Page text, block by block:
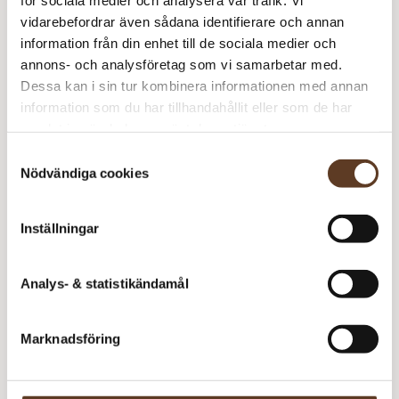
vidarebefordrar även sådana identifierare och annan
information från din enhet till de sociala medier och
annons- och analysföretag som vi samarbetar med.
Dessa kan i sin tur kombinera informationen med annan
information som du har tillhandahållit eller som de har
Nödvändiga cookies
Inställningar
Analys- & statistikändamål
Marknadsföring
Pacific genser 0 kr
Petunia – 200 Ljusrosa
62 kr 5 310 kr
389 kr
Behöver du fler? Bli meddelad när fler är tillbaka i